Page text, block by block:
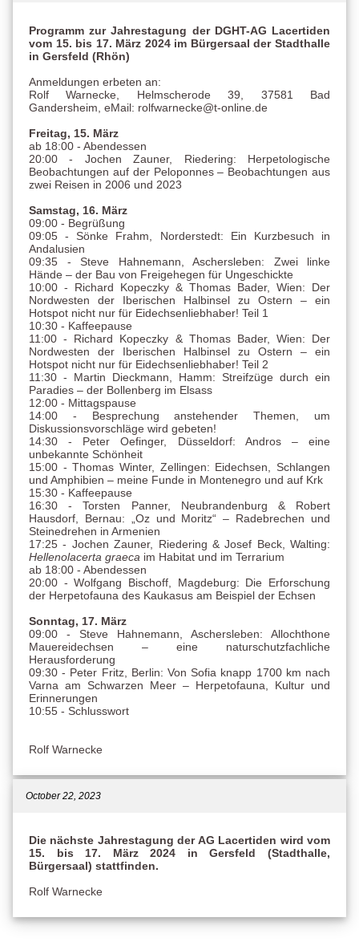
Programm zur Jahrestagung der DGHT-AG Lacertiden
vom 15. bis 17. März 2024 im Bürgersaal der Stadthalle
in Gersfeld (Rhön)
Anmeldungen erbeten an:
Rolf Warnecke, Helmscherode 39, 37581 Bad
Gandersheim, eMail: rolfwarnecke@t-online.de
Freitag, 15. März
ab 18:00 - Abendessen
20:00 - Jochen Zauner, Riedering: Herpetologische
Beobachtungen auf der Peloponnes – Beobachtungen aus
zwei Reisen in 2006 und 2023
Samstag, 16. März
09:00 - Begrüßung
09:05 - Sönke Frahm, Norderstedt: Ein Kurzbesuch in
Andalusien
09:35 - Steve Hahnemann, Aschersleben: Zwei linke
Hände – der Bau von Freigehegen für Ungeschickte
10:00 - Richard Kopeczky & Thomas Bader, Wien: Der
Nordwesten der Iberischen Halbinsel zu Ostern – ein
Hotspot nicht nur für Eidechsenliebhaber! Teil 1
10:30 - Kaffeepause
11:00 - Richard Kopeczky & Thomas Bader, Wien: Der
Nordwesten der Iberischen Halbinsel zu Ostern – ein
Hotspot nicht nur für Eidechsenliebhaber! Teil 2
11:30 - Martin Dieckmann, Hamm: Streifzüge durch ein
Paradies – der Bollenberg im Elsass
12:00 - Mittagspause
14:00 - Besprechung anstehender Themen, um
Diskussionsvorschläge wird gebeten!
14:30 - Peter Oefinger, Düsseldorf: Andros – eine
unbekannte Schönheit
15:00 - Thomas Winter, Zellingen: Eidechsen, Schlangen
und Amphibien – meine Funde in Montenegro und auf Krk
15:30 - Kaffeepause
16:30 - Torsten Panner, Neubrandenburg & Robert
Hausdorf, Bernau: „Oz und Moritz“ – Radebrechen und
Steinedrehen in Armenien
17:25 - Jochen Zauner, Riedering & Josef Beck, Walting:
Hellenolacerta graeca im Habitat und im Terrarium
ab 18:00 - Abendessen
20:00 - Wolfgang Bischoff, Magdeburg: Die Erforschung
der Herpetofauna des Kaukasus am Beispiel der Echsen
Sonntag, 17. März
09:00 - Steve Hahnemann, Aschersleben: Allochthone
Mauereidechsen – eine naturschutzfachliche
Herausforderung
09:30 - Peter Fritz, Berlin: Von Sofia knapp 1700 km nach
Varna am Schwarzen Meer – Herpetofauna, Kultur und
Erinnerungen
10:55 - Schlusswort
Rolf Warnecke
October 22, 2023
Die nächste Jahrestagung der AG Lacertiden wird vom
15. bis 17. März 2024 in Gersfeld (Stadthalle,
Bürgersaal) stattfinden.
Rolf Warnecke